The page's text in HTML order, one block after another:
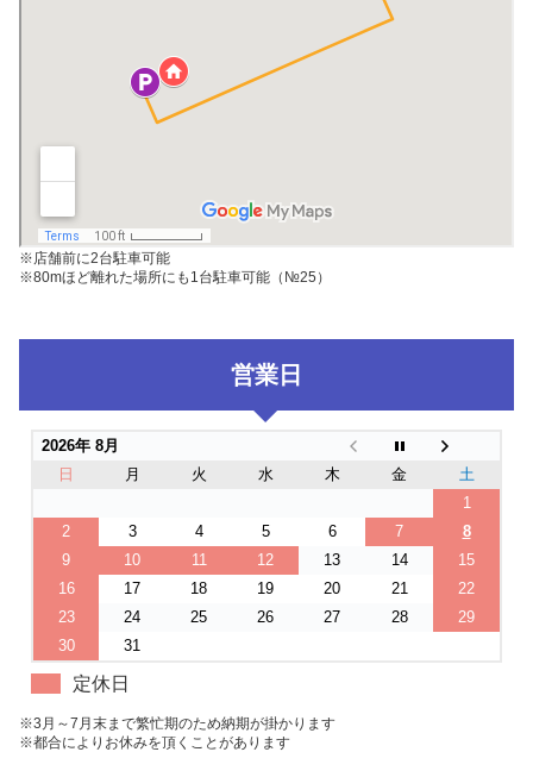
※店舗前に2台駐車可能
※80mほど離れた場所にも1台駐車可能（№25）
営業日
2026年 8月
日
月 火 水 木 金
土
1
2
3 4 5 6 7
8
9
10 11 12 13 14
15
16
17 18 19 20 21
22
23
24 25 26 27 28
29
30
31
定休日
※3月～7月末まで繁忙期のため納期が掛かります
※都合によりお休みを頂くことがあります